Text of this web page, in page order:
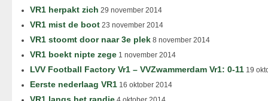
VR1 herpakt zich 29 november 2014
VR1 mist de boot 23 november 2014
VR1 stoomt door naar 3e plek 8 november 2014
VR1 boekt nipte zege 1 november 2014
LVV Football Factory Vr1 – VVZwammerdam Vr1: 0-11 19
Eerste nederlaag VR1 16 oktober 2014